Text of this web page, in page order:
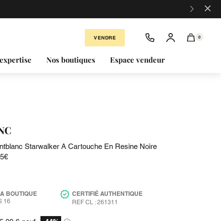
×
VENDRE 0
Nos boutiques Espace vendeur
Starwalker A Cartouche En Resine Noire
BOUTIQUE
16
CERTIFIÉ AUTHENTIQUE
REF CL : 261311